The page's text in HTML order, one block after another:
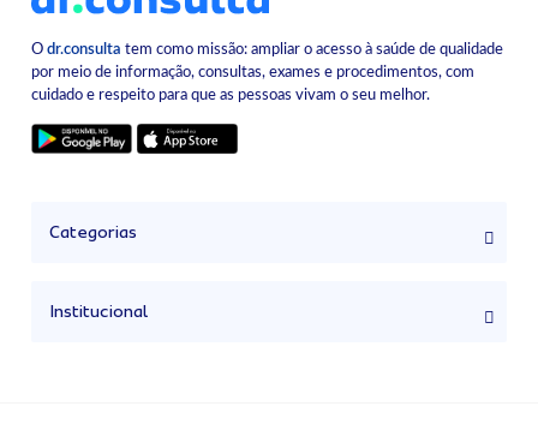
Odr.consulta tem como missão: ampliar o acesso à saúde de qualidade
por meio de informação, consultas, exames e procedimentos, com
cuidado e respeito para que as pessoas vivam o seu melhor.
Categorias
Institucional